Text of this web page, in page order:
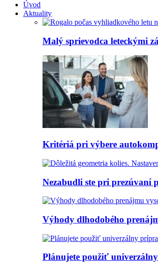
Úvod
Aktuality
Malý sprievodca leteckými
Kritériá pri výbere
Nezabudli ste pri prezúvaní
Výhody dlhodobého
Plánujete použiť